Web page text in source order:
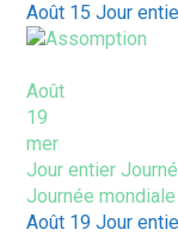
Août 15Jour
Août
19
mer
Jour entier
Journée mondiale
Août 19Jour